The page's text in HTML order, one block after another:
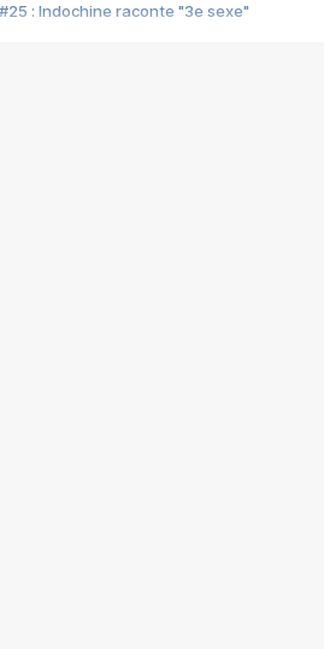
#25 : Indochine raconte "3e sexe"